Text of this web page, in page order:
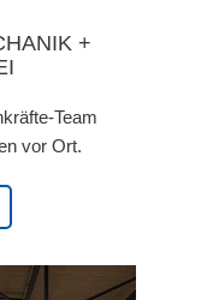
+
Team
vor Ort.